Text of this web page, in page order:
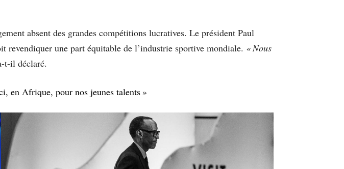
absent des grandes compétitions lucratives. Le président Paul
une part équitable de l’industrie sportive mondiale. « Nous
t-il déclaré.
en Afrique, pour nos jeunes talents »